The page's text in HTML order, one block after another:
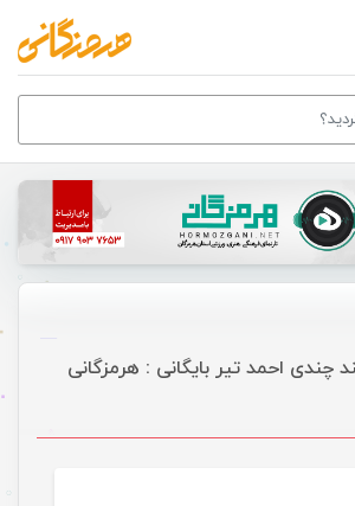
احمد تیر بایگانی : هرمزگانی